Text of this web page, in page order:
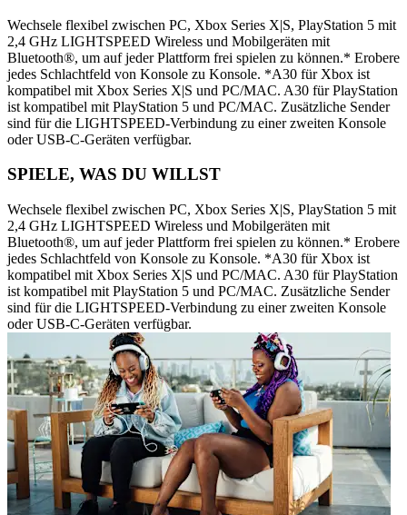
Wechsele flexibel zwischen PC, Xbox Series X|S, PlayStation 5 mit
2,4 GHz LIGHTSPEED Wireless und Mobilgeräten mit
Bluetooth®, um auf jeder Plattform frei spielen zu können.* Erobere
jedes Schlachtfeld von Konsole zu Konsole. *A30 für Xbox ist
kompatibel mit Xbox Series X|S und PC/MAC. A30 für PlayStation
ist kompatibel mit PlayStation 5 und PC/MAC. Zusätzliche Sender
sind für die LIGHTSPEED-Verbindung zu einer zweiten Konsole
oder USB-C-Geräten verfügbar.
SPIELE, WAS DU WILLST
Wechsele flexibel zwischen PC, Xbox Series X|S, PlayStation 5 mit
2,4 GHz LIGHTSPEED Wireless und Mobilgeräten mit
Bluetooth®, um auf jeder Plattform frei spielen zu können.* Erobere
jedes Schlachtfeld von Konsole zu Konsole. *A30 für Xbox ist
kompatibel mit Xbox Series X|S und PC/MAC. A30 für PlayStation
ist kompatibel mit PlayStation 5 und PC/MAC. Zusätzliche Sender
sind für die LIGHTSPEED-Verbindung zu einer zweiten Konsole
oder USB-C-Geräten verfügbar.